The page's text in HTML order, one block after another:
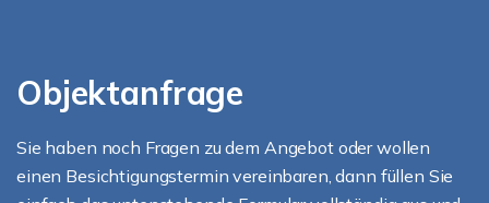
Objektanfrage
Sie haben noch Fragen zu dem Angebot oder wollen
einen Besichtigungstermin vereinbaren, dann füllen Sie